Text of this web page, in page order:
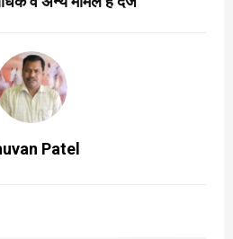
Patel